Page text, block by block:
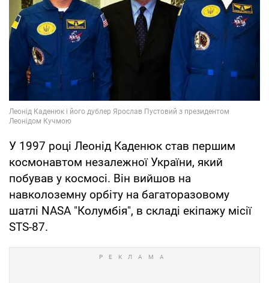
У 1997 році Леонід Каденюк став першим
космонавтом незалежної України, який
побував у космосі. Він вийшов на
навколоземну орбіту на багаторазовому
шатлі NASA "Колумбія", в складі екіпажу місії
STS-87.